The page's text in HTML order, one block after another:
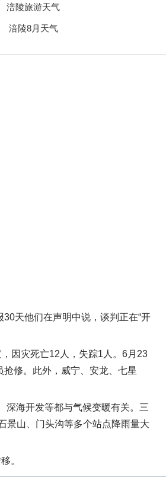
涪陵旅游天气
涪陵8月天气
天他们在声明中说，谈判正在“开
因灾死亡12人，失踪1人。6月23
修。此外，威宁、安龙、七星
深海开发等都与气候变暖有关。三
景山、门头沟等多个站点降雨量大
。